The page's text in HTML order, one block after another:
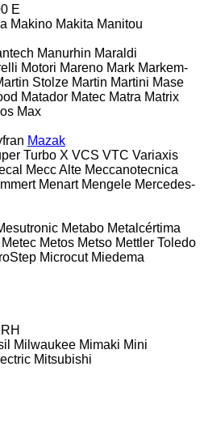
E
Makino Makita Manitou
Manurhin Maraldi
Motori Mareno Mark Markem-
Stolze Martin Martini Mase
Matador Matec Matra Matrix
Max
Mazak
Turbo X VCS VTC Variaxis
Mecc Alte Meccanotecnica
Menart Mengele Mercedes-
Metabo Metalcértima
Metec Metos Metso Mettler Toledo
Microcut Miedema
Milwaukee Mimaki Mini
Mitsubishi